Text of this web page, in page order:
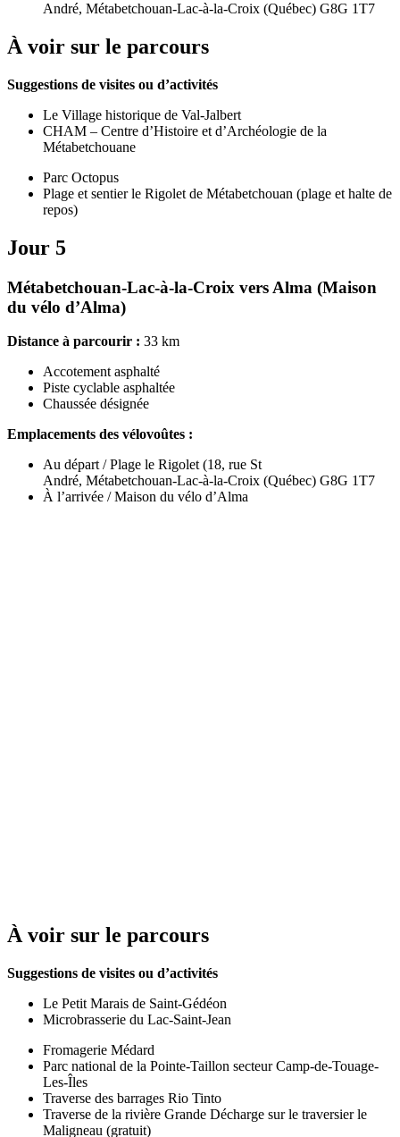
André, Métabetchouan-Lac-à-la-Croix (Québec) G8G 1T7
À voir sur le parcours
Suggestions de visites ou d’activités
Le Village historique de Val-Jalbert
CHAM – Centre d’Histoire et d’Archéologie de la
Métabetchouane
Parc Octopus
Plage et sentier le Rigolet de Métabetchouan (plage et halte de
repos)
Jour 5
Métabetchouan-Lac-à-la-Croix vers Alma (Maison
du vélo d’Alma)
Distance à parcourir : 33 km
Accotement asphalté
Piste cyclable asphaltée
Chaussée désignée
Emplacements des vélovoûtes :
Au départ / Plage le Rigolet (18, rue St
André, Métabetchouan-Lac-à-la-Croix (Québec) G8G 1T7
À l’arrivée / Maison du vélo d’Alma
À voir sur le parcours
Suggestions de visites ou d’activités
Le Petit Marais de Saint-Gédéon
Microbrasserie du Lac-Saint-Jean
Fromagerie Médard
Parc national de la Pointe-Taillon secteur Camp-de-Touage-
Les-Îles
Traverse des barrages Rio Tinto
Traverse de la rivière Grande Décharge sur le traversier le
Maligneau (gratuit)